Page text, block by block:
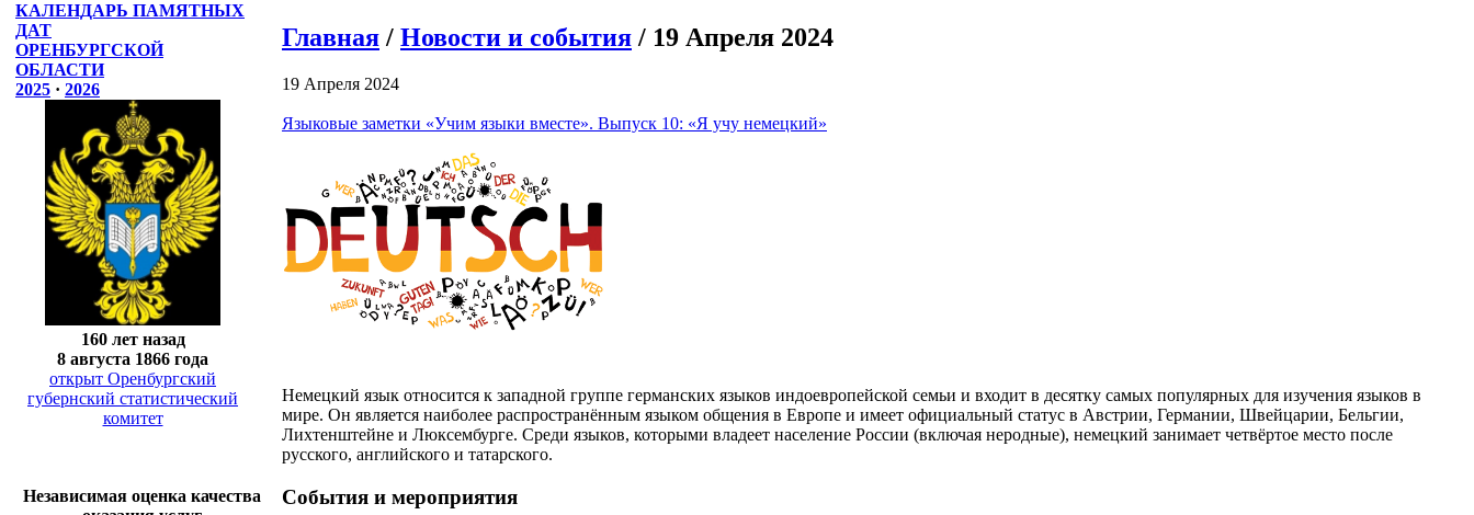
КАЛЕНДАРЬ ПАМЯТНЫХ
ДАТ
ОРЕНБУРГСКОЙ
ОБЛАСТИ
2025 · 2026
160 лет назад
8 августа 1866 года
открыт Оренбургский
губернский статистический
комитет
Независимая оценка качества
Главная / Новости и события / 19 Апреля 2024
19 Апреля 2024
Языковые заметки «Учим языки вместе». Выпуск 10: «Я учу немецкий»
Немецкий язык относится к западной группе германских языков индоевропейской семьи и входит в десятку самых популярных для изучения языков в
мире. Он является наиболее распространённым языком общения в Европе и имеет официальный статус в Австрии, Германии, Швейцарии, Бельгии,
Лихтенштейне и Люксембурге. Среди языков, которыми владеет население России (включая неродные), немецкий занимает четвёртое место после
русского, английского и татарского.
События и мероприятия